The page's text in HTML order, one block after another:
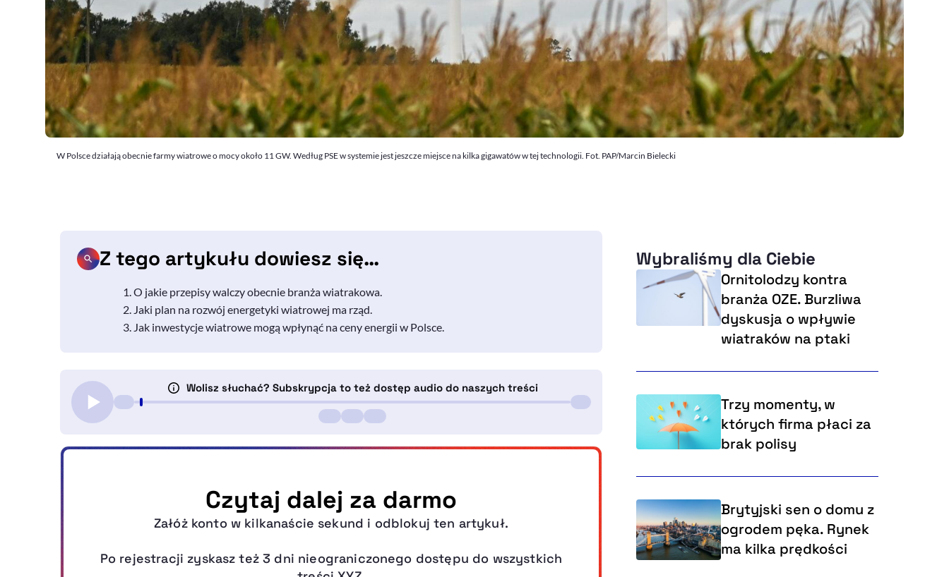
W Polsce działają obecnie farmy wiatrowe o mocy około 11 GW. Według PSE w systemie jest jeszcze miejsce na kilka gigawatów w tej technologii. Fot. PAP/Marcin Bielecki
Z tego artykułu dowiesz się…
O jakie przepisy walczy obecnie branża wiatrakowa.
Jaki plan na rozwój energetyki wiatrowej ma rząd.
Jak inwestycje wiatrowe mogą wpłynąć na ceny energii w Polsce.
Wybraliśmy dla Ciebie
Ornitolodzy kontra
branża OZE. Burzliwa
dyskusja o wpływie
wiatraków na ptaki
Trzy momenty, w
których firma płaci za
brak polisy
Brytyjski sen o domu z
ogrodem pęka. Rynek
ma kilka prędkości